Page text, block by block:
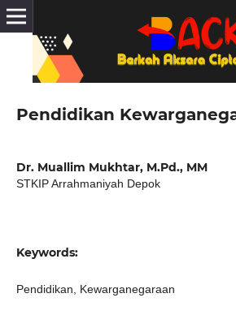
Pendidikan
Dr. Muallim Mukhtar, M.Pd., MM
STKIP Arrahmaniyah Depok
Keywords:
Pendidikan, Kewarganegaraan